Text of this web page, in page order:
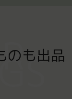
のも出品